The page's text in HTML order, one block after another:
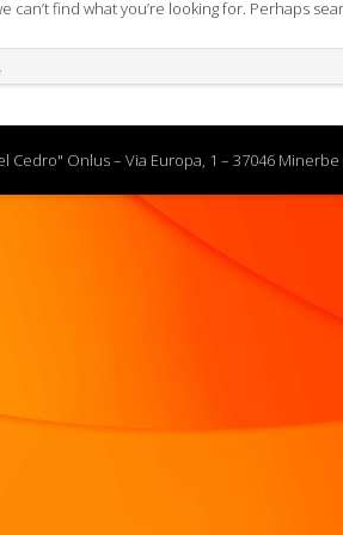
can’t find what you’re looking for. Perhaps
Cedro" Onlus – Via Europa, 1 – 37046 Minerbe